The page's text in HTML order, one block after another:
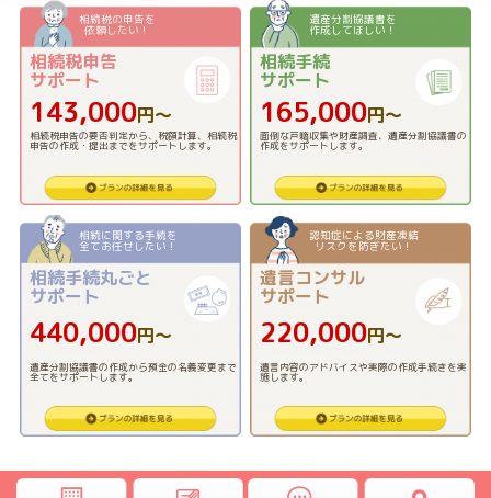
相続税の申告を
依頼したい！
相続税申告
サポート
143,000円〜
相続税申告の要否判定から、税額計算、相続税
申告の作成・提出までをサポートします。
遺産分割協議書を
作成してほしい！
相続手続
サポート
165,000円〜
面倒な戸籍収集や財産調査、遺産分割協議書の
作成をサポートします。
相続に関する手続を
全てお任せしたい！
相続手続丸ごと
サポート
440,000円〜
遺産分割協議書の作成から預金の名義変更まで
全てをサポートします。
認知症による財産凍結
リスクを防ぎたい！
遺言コンサル
サポート
220,000円〜
遺言内容のアドバイスや実際の作成手続きを実
施します。